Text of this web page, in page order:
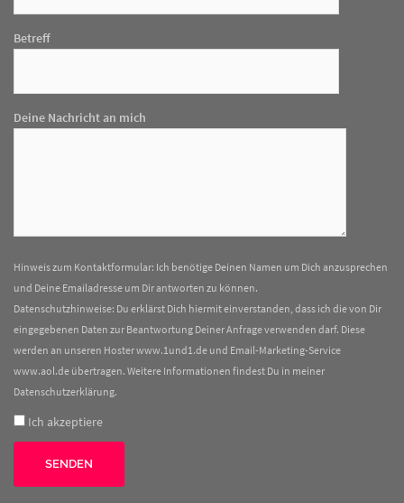
Betreff
Deine Nachricht an mich
Hinweis zum Kontaktformular: Ich benötige Deinen Namen um Dich anzusprechen
und Deine Emailadresse um Dir antworten zu können.
Datenschutzhinweise: Du erklärst Dich hiermit einverstanden, dass ich die von Dir
eingegebenen Daten zur Beantwortung Deiner Anfrage verwenden darf. Diese
werden an unseren Hoster www.1und1.de und Email-Marketing-Service
www.aol.de übertragen. Weitere Informationen findest Du in meiner
Datenschutzerklärung.
Ich akzeptiere